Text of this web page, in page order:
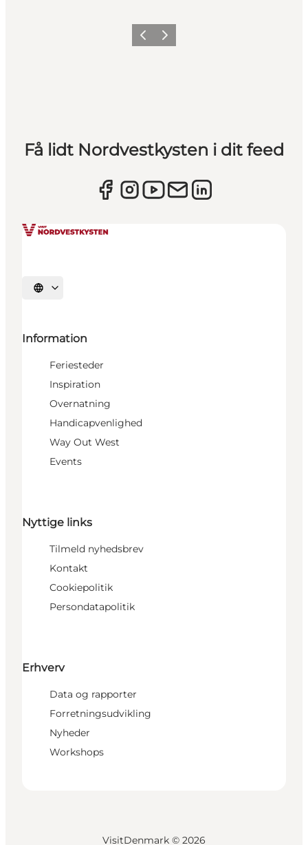
ForrigeNæste
Få lidt Nordvestkysten i dit feed
Vælg sprog
Information
Feriesteder
Inspiration
Overnatning
Handicapvenlighed
Way Out West
Events
Nyttige links
Tilmeld nyhedsbrev
Kontakt
Cookiepolitik
Persondatapolitik
Erhverv
Data og rapporter
Forretningsudvikling
Nyheder
Workshops
VisitDenmark © 2026